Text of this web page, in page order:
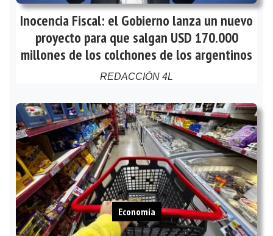
Inocencia Fiscal: el Gobierno lanza un nuevo
proyecto para que salgan USD 170.000
millones de los colchones de los argentinos
REDACCIÓN 4L
Economía